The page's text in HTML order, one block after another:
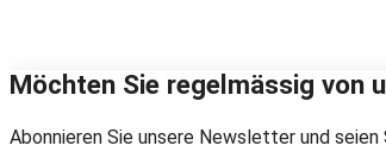
Möchten Sie regelmässig von
Abonnieren Sie unsere Newsletter und